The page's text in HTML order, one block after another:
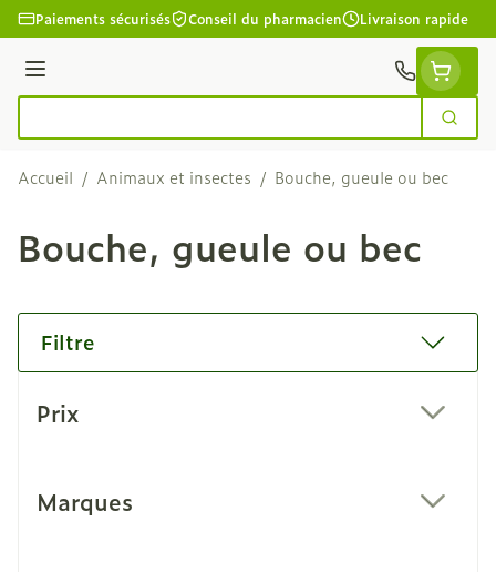
Aller au contenu
Paiements sécurisés Conseil du pharmacien Livraison rapide
Menu
Accueil / Animaux et insectes / Bouche, gueule ou bec
Bouche, gueule ou bec
Filtre
Prix
Marques